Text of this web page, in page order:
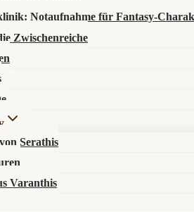
Notaufnahme für Fantasy-
Zwischenreiche
Serathis
Varanthis